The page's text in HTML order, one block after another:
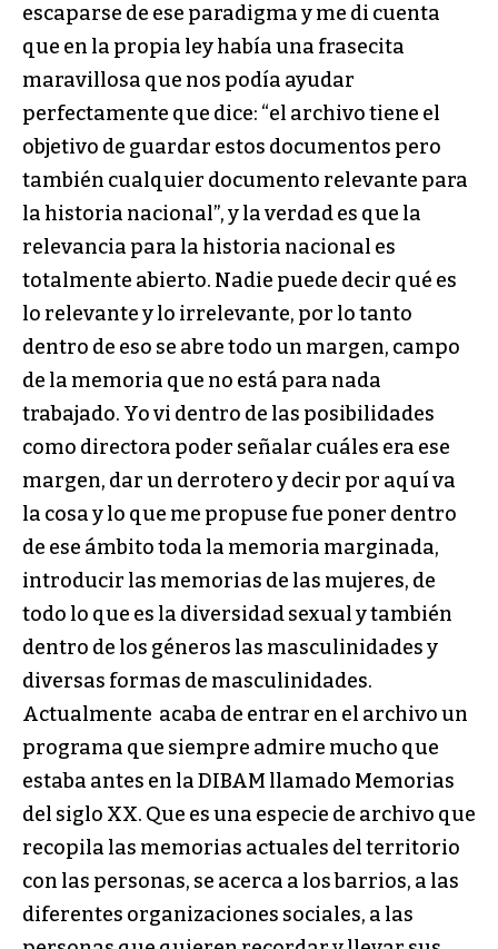
escaparse de ese paradigma y me di cuenta
que en la propia ley había una frasecita
maravillosa que nos podía ayudar
perfectamente que dice: “el archivo tiene el
objetivo de guardar estos documentos pero
también cualquier documento relevante para
la historia nacional”, y la verdad es que la
relevancia para la historia nacional es
totalmente abierto. Nadie puede decir qué es
lo relevante y lo irrelevante, por lo tanto
dentro de eso se abre todo un margen, campo
de la memoria que no está para nada
trabajado. Yo vi dentro de las posibilidades
como directora poder señalar cuáles era ese
margen, dar un derrotero y decir por aquí va
la cosa y lo que me propuse fue poner dentro
de ese ámbito toda la memoria marginada,
introducir las memorias de las mujeres, de
todo lo que es la diversidad sexual y también
dentro de los géneros las masculinidades y
diversas formas de masculinidades.
Actualmente acaba de entrar en el archivo un
programa que siempre admire mucho que
estaba antes en la DIBAM llamado Memorias
del siglo XX. Que es una especie de archivo que
recopila las memorias actuales del territorio
con las personas, se acerca a los barrios, a las
diferentes organizaciones sociales, a las